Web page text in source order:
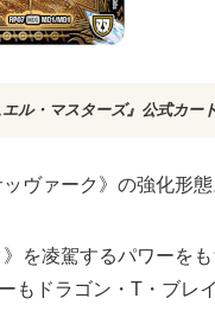
ル・マスターズ』公式カー
ヴァーク》の強化形態
》を凌駕するパワーを
もドラゴン・T・ブレ